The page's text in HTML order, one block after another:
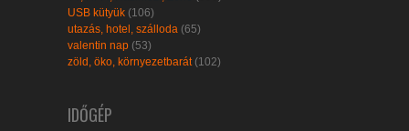
USB kütyük (106)
utazás, hotel, szálloda (65)
valentin nap (53)
zöld, öko, környezetbarát(102)
IDŐGÉP